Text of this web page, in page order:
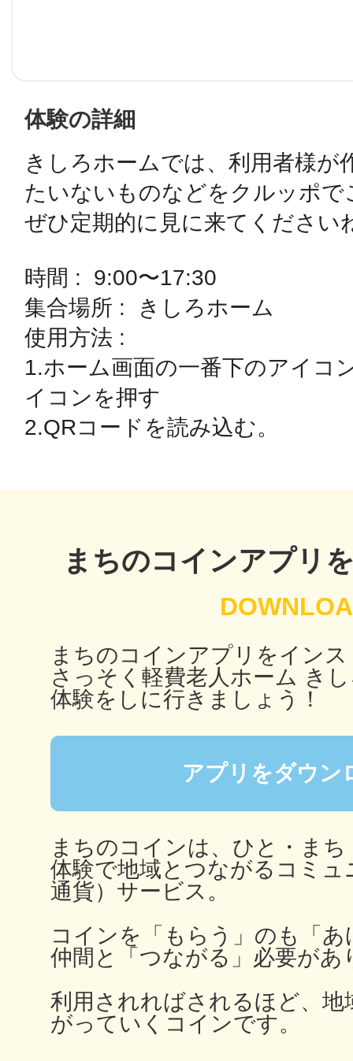
URLをコピー
体験の詳細
きしろホームでは、利用者様が
たいないものなどをクルッポで
ぜひ定期的に見に来てくださ
時間 :  9:00〜17:30
集合場所 :  きしろホーム
使用方法 :
1.ホーム画面の一番下のアイコ
イコンを押す
まちのコインアプリ
まちのコインアプリをイン
さっそく軽費老人ホーム き
体験をしに行きましょう！
アプリをダウン
まちのコインは、ひと・ま
体験で地域とつながるコミュ
通貨）サービス。
コインを「もらう」のも「
仲間と「つながる」必要があ
利用されればされるほど、地
がっていくコインです。
智頭
鴻巣
秋葉原
日置
高知市
シモキ
多度津